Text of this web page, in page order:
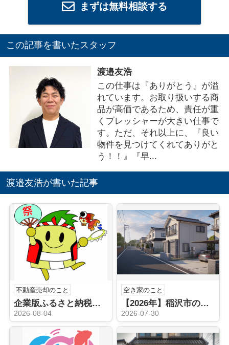
まずは無料相談する
この記事を書いたスタッフ
渡邉友浩
この仕事は『ありがとう』が溢
れています。お取り扱いする商
品が高価であるため、責任が重
くプレッシャーが大きい仕事で
す。ただ、それ以上に、『良い
物件を見つけてくれてありがと
う！！』『早...
渡邉友浩が書いた記事
不動産売却のこと
企業版ふるさと納税（稲沢市）
2026-08-04
空き家のこと
【2026年】稲沢市の空き家売却はどうする？不動産会社の選び方と手順を解説
2026-07-30